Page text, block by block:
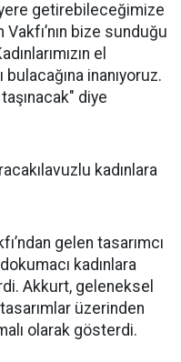
getirebileceğimize
bize sunduğu
el
bulacağına inanıyoruz.
diye
kadınlara
gelen tasarımcı
kadınlara
Akkurt, geleneksel
üzerinden
olarak gösterdi.